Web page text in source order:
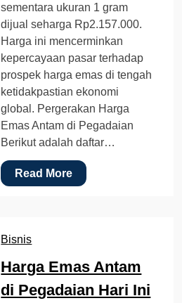
sementara ukuran 1 gram
dijual seharga Rp2.157.000.
Harga ini mencerminkan
kepercayaan pasar terhadap
prospek harga emas di tengah
ketidakpastian ekonomi
global. Pergerakan Harga
Emas Antam di Pegadaian
Berikut adalah daftar…
Read More
Bisnis
Harga Emas Antam
di Pegadaian Hari Ini